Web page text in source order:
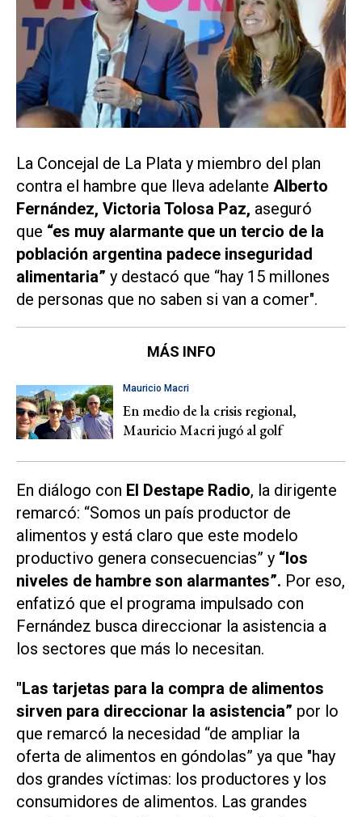
La Concejal de La Plata y miembro del plan
contra el hambre que lleva adelante Alberto
Fernández, Victoria Tolosa Paz, aseguró
que “es muy alarmante que un tercio de la
población argentina padece inseguridad
alimentaria” y destacó que “hay 15 millones
de personas que no saben si van a comer".
MÁS INFO
Mauricio Macri
En medio de la crisis regional,
Mauricio Macri jugó al golf
En diálogo con El Destape Radio, la dirigente
remarcó: “Somos un país productor de
alimentos y está claro que este modelo
productivo genera consecuencias” y “los
niveles de hambre son alarmantes”. Por eso,
enfatizó que el programa impulsado con
Fernández busca direccionar la asistencia a
los sectores que más lo necesitan.
"Las tarjetas para la compra de alimentos
sirven para direccionar la asistencia” por lo
que remarcó la necesidad “de ampliar la
oferta de alimentos en góndolas” ya que "hay
dos grandes víctimas: los productores y los
consumidores de alimentos. Las grandes